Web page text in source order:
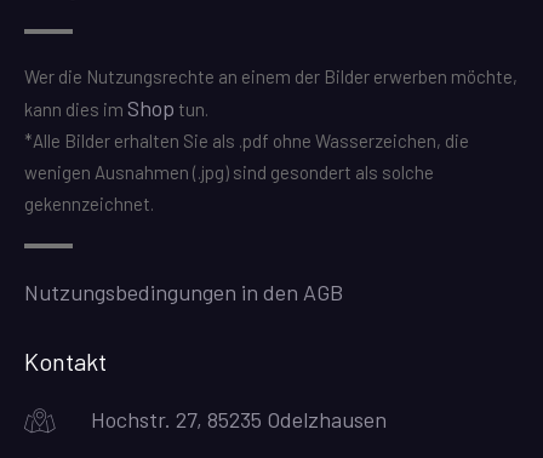
Wer die Nutzungsrechte an einem der Bilder erwerben möchte,
kann dies im Shop tun.
*Alle Bilder erhalten Sie als .pdf ohne Wasserzeichen, die
wenigen Ausnahmen (.jpg) sind gesondert als solche
gekennzeichnet.
Nutzungsbedingungen in den AGB
Kontakt
Hochstr. 27, 85235 Odelzhausen